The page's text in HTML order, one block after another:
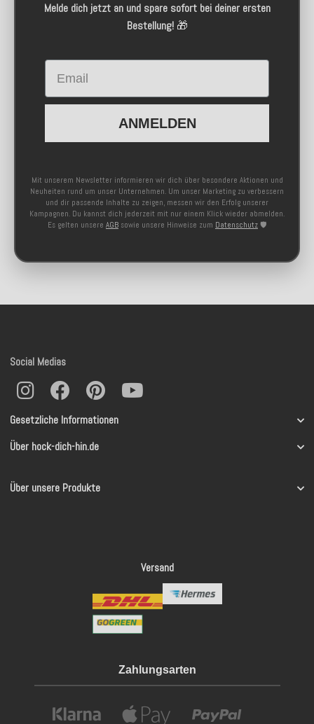
Melde dich jetzt an und spare sofort bei deiner ersten
Bestellung!🎁
Email
ANMELDEN
Mit unserem Newsletter informieren wir dich über besondere Aktionen und
Neuheiten rund um unser Unternehmen. Um unser Marketing zu verbessern
und dir passende Inhalte zu zeigen, messen wir den Erfolg unserer
Kampagnen. Du kannst dich jederzeit mit nur einem Klick wieder abmelden.
Es gelten unsere AGB sowie unsere Hinweise zum Datenschutz 🛡️
Gesetzliche Informationen
Über hock-dich-hin.de
Über unsere Produkte
Social Medias
Versand
Zahlungsarten